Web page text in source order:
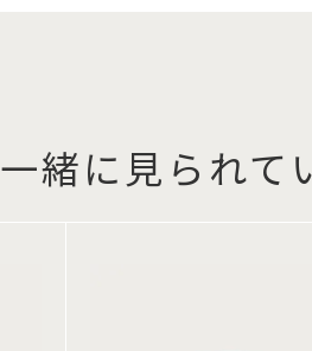
一緒に見られて